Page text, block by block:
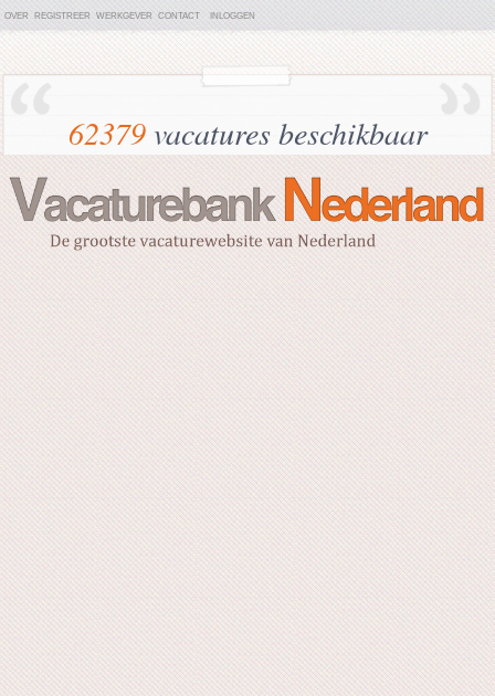
OVER REGISTREER WERKGEVER CONTACT INLOGGEN
62379vacatures beschikbaar